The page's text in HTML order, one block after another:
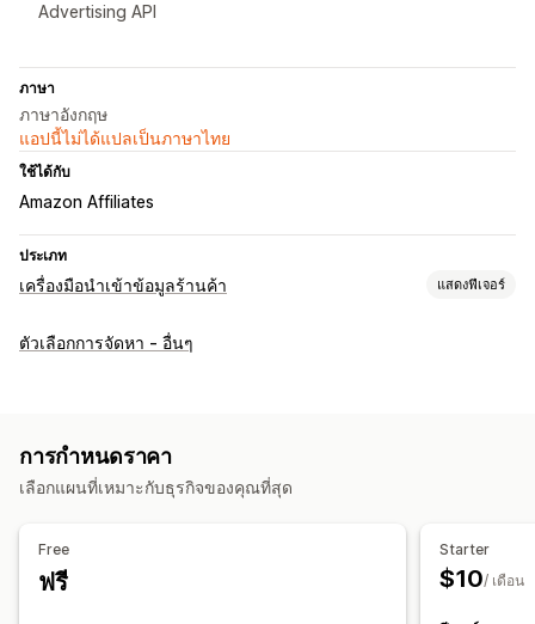
Advertising API
ภาษา
ภาษาอังกฤษ
แอปนี้ไม่ได้แปลเป็นภาษาไทย
ใช้ได้กับ
Amazon Affiliates
ประเภท
เครื่องมือนำเข้าข้อมูลร้านค้า แสดงฟีเจอร์
ซิงค์ข้อมูล
สินค้าคงคลัง
สินค้า
ตัวเลือกการจัดหา - อื่นๆ
การกำหนดราคา
เลือกแผนที่เหมาะกับธุรกิจของคุณที่สุด
Free
ฟรี
Starter
$10/ เดือน